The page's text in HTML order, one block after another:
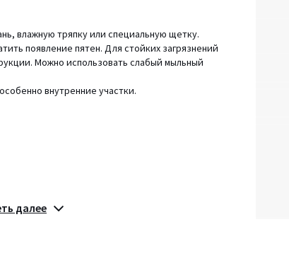
влажную тряпку или специальную щетку.
появление пятен. Для стойких загрязнений
Можно использовать слабый мыльный
внутренние участки.
далее